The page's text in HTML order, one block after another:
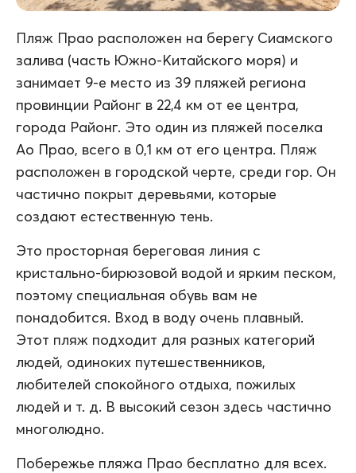
Пляж Прао расположен на берегу Сиамского
залива (часть Южно-Китайского моря) и
занимает 9-е место из 39 пляжей региона
провинции Районг в 22,4 км от ее центра,
города Районг. Это один из пляжей поселка
Ао Прао, всего в 0,1 км от его центра. Пляж
расположен в городской черте, среди гор. Он
частично покрыт деревьями, которые
создают естественную тень.
Это просторная береговая линия с
кристально-бирюзовой водой и ярким песком,
поэтому специальная обувь вам не
понадобится. Вход в воду очень плавный.
Этот пляж подходит для разных категорий
людей, одиноких путешественников,
любителей спокойного отдыха, пожилых
людей и т. д. В высокий сезон здесь частично
многолюдно.
Побережье пляжа Прао бесплатно для всех.